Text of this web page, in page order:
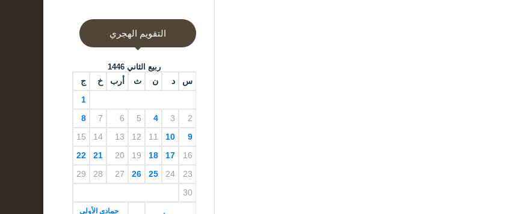
التقويم الهجري
ربيع الثاني 1446
س د ن ث أرب خ ج
جمادى الأولى
1
2
3
4
5
6
7
8
9
10
11
12
13
14
15
16
17
18
19
20
21
22
23
24
25
26
27
28
29
30